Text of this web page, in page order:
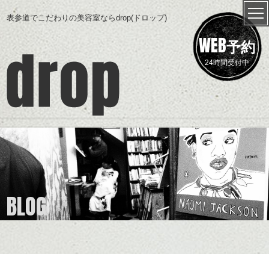
表参道でこだわりの美容室ならdrop(ドロップ)
WEB予約
24時間受付中
BLOG